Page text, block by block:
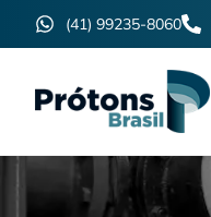
(41) 99235-8060